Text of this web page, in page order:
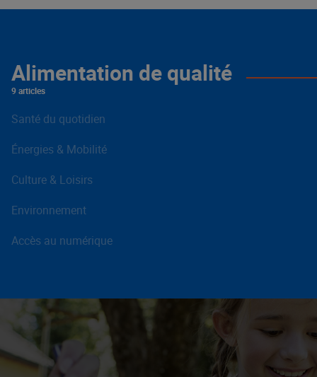
Alimentation de qualité
9 articles
Santé du quotidien
Énergies & Mobilité
Culture & Loisirs
Environnement
Accès au numérique